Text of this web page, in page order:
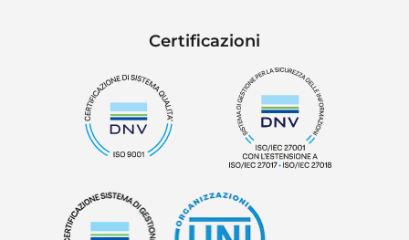
Certificazioni